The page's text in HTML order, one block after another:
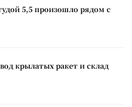
5,5 произошло рядом с
крылатых ракет и склад